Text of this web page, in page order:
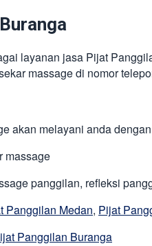
layanan jasa Pijat
massage di nomor
akan melayani anda
massage
panggilan, refleksi
Panggilan Medan, Pijat
Panggilan Buranga